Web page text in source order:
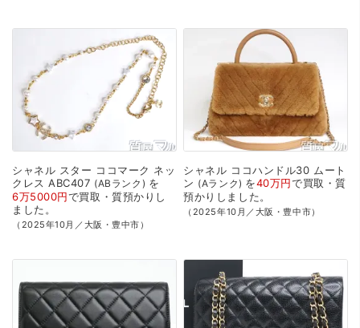
シャネル スター ココマーク ネッ
クレス ABC407 ABランク
を
6万5000円で買取・質預かり し
ました。
（2025年10月／大阪・豊中市）
シャネル ココハンドル30 ムート
ン
Aランク を40万円で買取・質
預かり しました。
（2025年10月／大阪・豊中市）